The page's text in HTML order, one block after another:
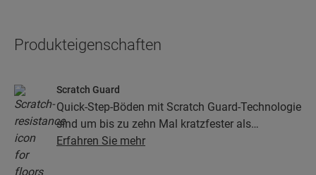
Produkteigenschaften
Scratch Guard
Quick-Step-Böden mit Scratch Guard-Technologie
sind um bis zu zehn Mal kratzfester als
herkömmliche Böden.
Erfahren Sie mehr